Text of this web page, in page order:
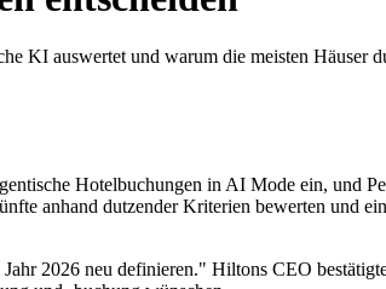
KI auswertet und warum die meisten Häuser
Hotelbuchungen in AI Mode ein, und
anhand dutzender Kriterien bewerten und
2026 neu definieren." Hiltons CEO